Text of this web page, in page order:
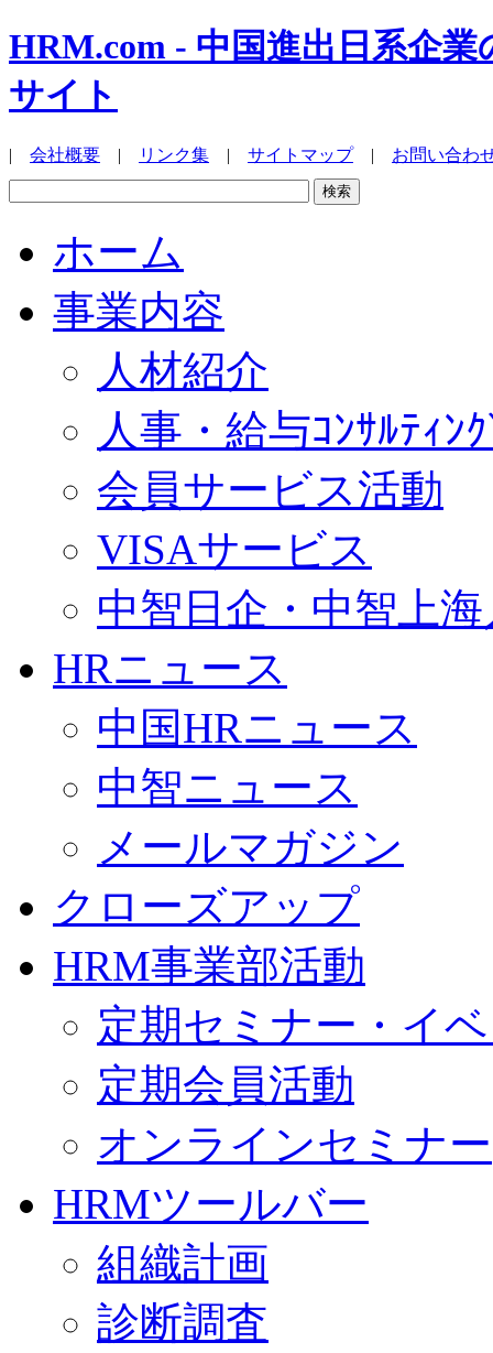
HRM.com - 中国進出日系企
サイト
| 会社概要 | リンク集 | サイトマップ| お問い合わ
ホーム
事業内容
人材紹介
人事・給与ｺﾝｻﾙﾃｨﾝ
会員サービス活動
VISAサービス
中智日企・中智上
HRニュース
中国HRニュース
中智ニュース
メールマガジン
クローズアップ
HRM事業部活動
定期セミナー・イ
定期会員活動
オンラインセミナー
HRMツールバー
組織計画
診断調査